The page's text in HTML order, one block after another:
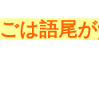
ごは語尾